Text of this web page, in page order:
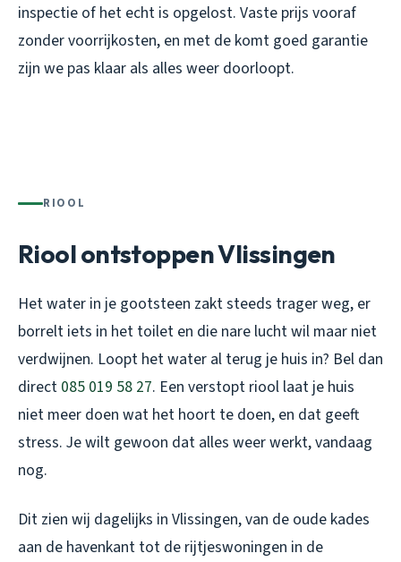
inspectie of het echt is opgelost. Vaste prijs vooraf
zonder voorrijkosten, en met de komt goed garantie
zijn we pas klaar als alles weer doorloopt.
RIOOL
Riool ontstoppen Vlissingen
Het water in je gootsteen zakt steeds trager weg, er
borrelt iets in het toilet en die nare lucht wil maar niet
verdwijnen. Loopt het water al terug je huis in? Bel dan
direct 085 019 58 27. Een verstopt riool laat je huis
niet meer doen wat het hoort te doen, en dat geeft
stress. Je wilt gewoon dat alles weer werkt, vandaag
nog.
Dit zien wij dagelijks in Vlissingen, van de oude kades
aan de havenkant tot de rijtjeswoningen in de